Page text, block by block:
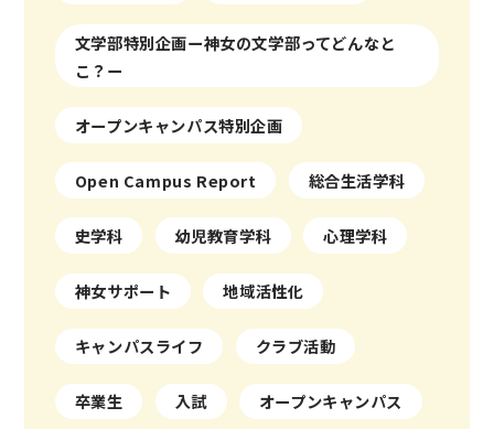
文学部特別企画ー神女の文学部ってどんなと
こ？ー
オープンキャンパス特別企画
Open Campus Report 総合生活学科
史学科 幼児教育学科 心理学科
神女サポート 地域活性化
キャンパスライフ クラブ活動
卒業生 入試 オープンキャンパス